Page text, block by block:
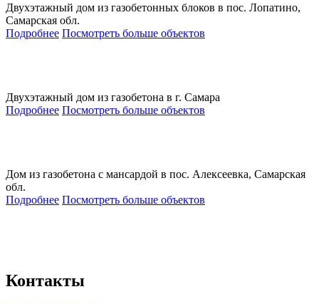
Двухэтажный дом из газобетонных блоков в пос. Лопатино,
Самарская обл.
Подробнее Посмотреть больше объектов
Двухэтажный дом из газобетона в г. Самара
Подробнее Посмотреть больше объектов
Дом из газобетона с мансардой в пос. Алексеевка, Самарская
обл.
Подробнее Посмотреть больше объектов
Контакты